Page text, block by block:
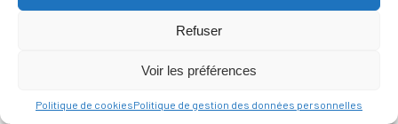
Refuser
Voir les préférences
Politique de cookiesPolitique de gestion des données personnelles